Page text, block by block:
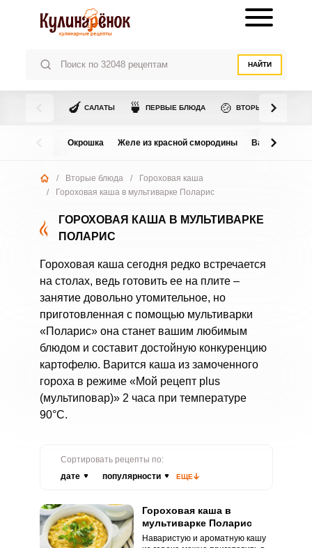
НАЙТИ
🍆 САЛАТЫ 🍵 ПЕРВЫЕ БЛЮДА 🍲 ВТОРЫЕ БЛЮДА
Окрошка Желе из красной смородины Варенье из
/ Вторые блюда /
Гороховая каша
/
Гороховая каша в мультиварке Поларис
ГОРОХОВАЯ КАША В МУЛЬТИВАРКЕ
ПОЛАРИС
Гороховая каша сегодня редко встречается
на столах, ведь готовить ее на плите –
занятие довольно утомительное, но
приготовленная с помощью мультиварки
«Поларис» она станет вашим любимым
блюдом и составит достойную конкуренцию
картофелю. Варится каша из замоченного
гороха в режиме «Мой рецепт plus
(мультиповар)» 2 часа при температуре
90°С.
Сортировать рецепты по:
дате
популярности ЕЩЕ
Гороховая каша в
мультиварке Поларис
Наваристую и ароматную кашу